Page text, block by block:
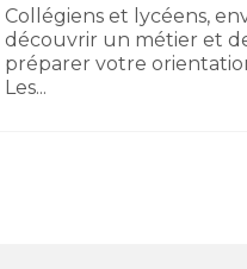
Collégiens et lycéens,
découvrir un métier et
préparer votre
Les...